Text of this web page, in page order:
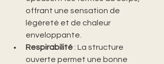
offrant une sensation de
légèreté et de chaleur
enveloppante.
Respirabilité : La structure
ouverte permet une bonne